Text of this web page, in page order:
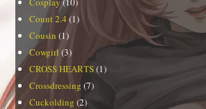
Count 2.4 (1)
Cousin (1)
Cowgirl (3)
CROSS HEARTS(1)
Crossdressing (7)
Cuckolding (2)